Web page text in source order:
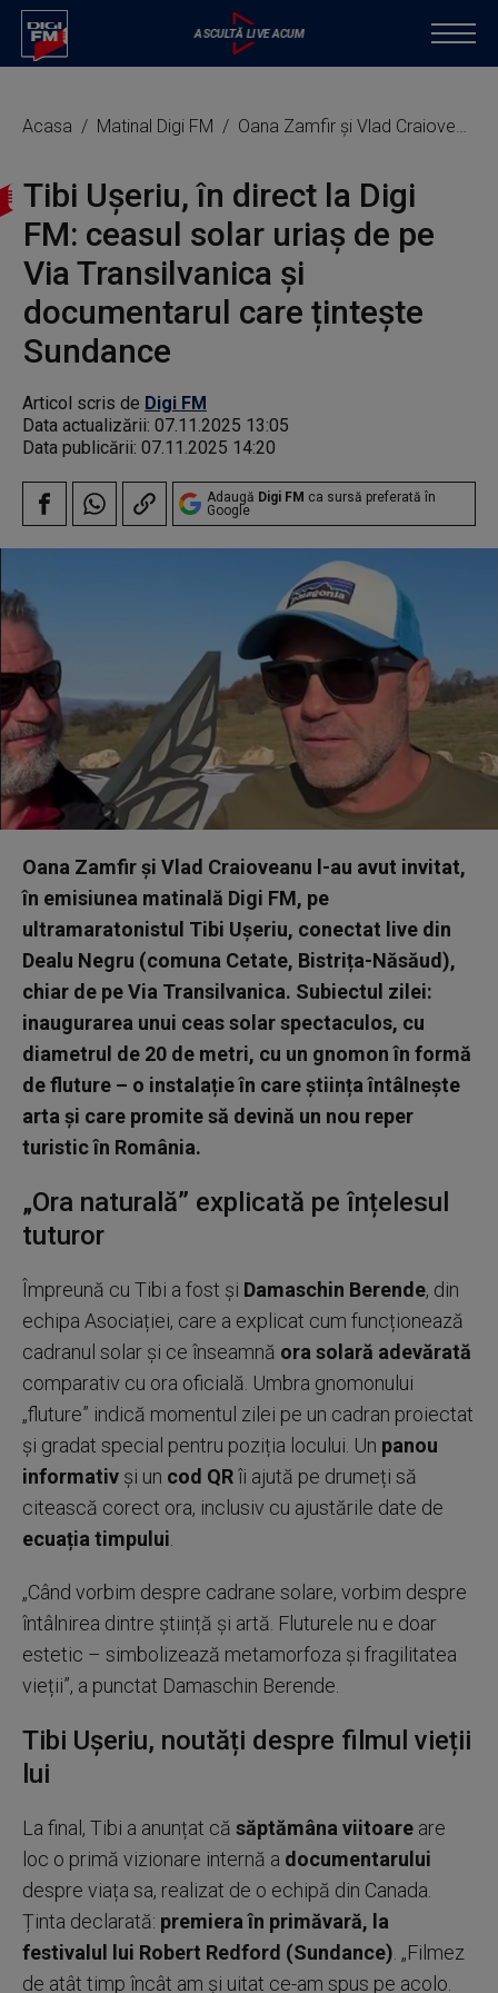
Acasa Matinal Digi FM Oana Zamfir și Vlad Craioveanu
Tibi Ușeriu, în direct la Digi
FM: ceasul solar uriaș de pe
Via Transilvanica și
documentarul care țintește
Sundance
Articol scris de Digi FM
Data actualizării: 07.11.2025 13:05
Data publicării: 07.11.2025 14:20
Adaugă Digi FM ca sursă preferată în
Google
Oana Zamfir și Vlad Craioveanu l-au avut invitat,
în emisiunea matinală Digi FM, pe
ultramaratonistul Tibi Ușeriu, conectat live din
Dealu Negru (comuna Cetate, Bistrița-Năsăud),
chiar de pe Via Transilvanica. Subiectul zilei:
inaugurarea unui ceas solar spectaculos, cu
diametrul de 20 de metri, cu un gnomon în formă
de fluture – o instalație în care știința întâlnește
arta și care promite să devină un nou reper
turistic în România.
„Ora naturală” explicată pe înțelesul
tuturor
Împreună cu Tibi a fost și Damaschin Berende, din
echipa Asociației, care a explicat cum funcționează
cadranul solar și ce înseamnă ora solară adevărată
comparativ cu ora oficială. Umbra gnomonului
„fluture” indică momentul zilei pe un cadran proiectat
și gradat special pentru poziția locului. Un panou
informativ și un cod QRîi ajută pe drumeți să
citească corect ora, inclusiv cu ajustările date de
ecuația timpului
„Când vorbim despre cadrane solare, vorbim despre
întâlnirea dintre știință și artă. Fluturele nu e doar
estetic – simbolizează metamorfoza și fragilitatea
vieții”, a punctat Damaschin Berende.
Tibi Ușeriu, noutăți despre filmul vieții
lui
La final, Tibi a anunțat că săptămâna viitoare are
loc o primă vizionare internă a documentarului
despre viața sa, realizat de o echipă din Canada.
Ținta declarată: premiera în primăvară, la
festivalul lui Robert Redford (Sundance) . „Filmez
de atât timp încât am și uitat ce-am spus pe acolo.